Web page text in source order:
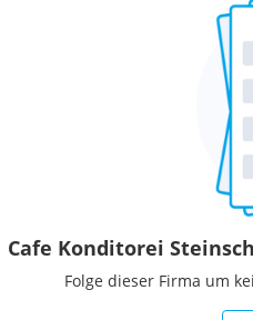
Cafe Konditorei
Folge dieser Firma um